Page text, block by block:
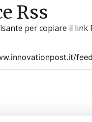
Rss
per copiare il link